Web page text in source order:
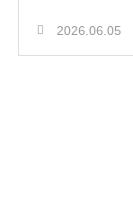
2026.06.05